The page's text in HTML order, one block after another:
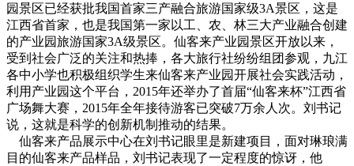
园景区已经获批我国首家三产融合旅游国家级3A景区，这是
江西省首家，也是我国第一家以工、农、林三大产业融合创建
的产业园旅游国家3A级景区。仙客来产业园景区开放以来，
受到社会广泛的关注和热捧，各大旅行社纷纷组团参观，九江
各中小学也积极组织学生来仙客来产业园开展社会实践活动，
利用产业园这个平台，2015年还举办了首届“仙客来杯”江西省
广场舞大赛，2015年全年接待游客已突破7万余人次。刘书记
说，这就是科学的创新机制推动的结果。
仙客来产品展示中心在刘书记眼里是新建项目，面对琳琅满
目的仙客来产品样品，刘书记表现了一定程度的惊讶，他